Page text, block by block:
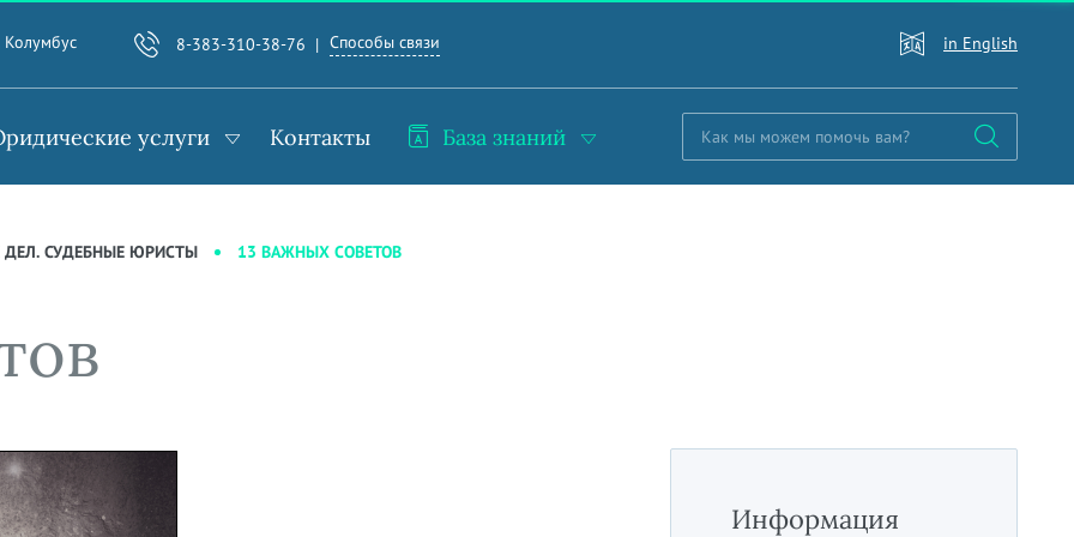
Колумбус 8-383-310-38-76 Способы связи in English
услуги Контакты База знаний
ДЕЛ. СУДЕБНЫЕ ЮРИСТЫ 13 ВАЖНЫХ СОВЕТОВ
Информация